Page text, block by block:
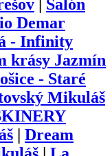
Salón
Demar
- Infinity
krásy Jazmín
- Staré
Mikuláš
Dream